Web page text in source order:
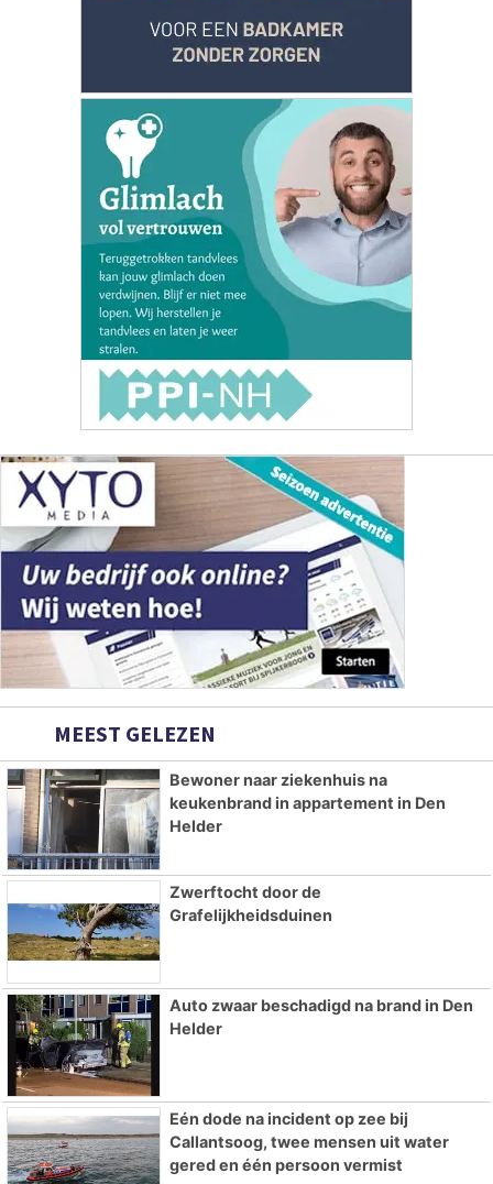
MEEST GELEZEN
Bewoner naar ziekenhuis na
keukenbrand in appartement in Den
Helder
Zwerftocht door de
Grafelijkheidsduinen
Auto zwaar beschadigd na brand in Den
Helder
Eén dode na incident op zee bij
Callantsoog, twee mensen uit water
gered en één persoon vermist